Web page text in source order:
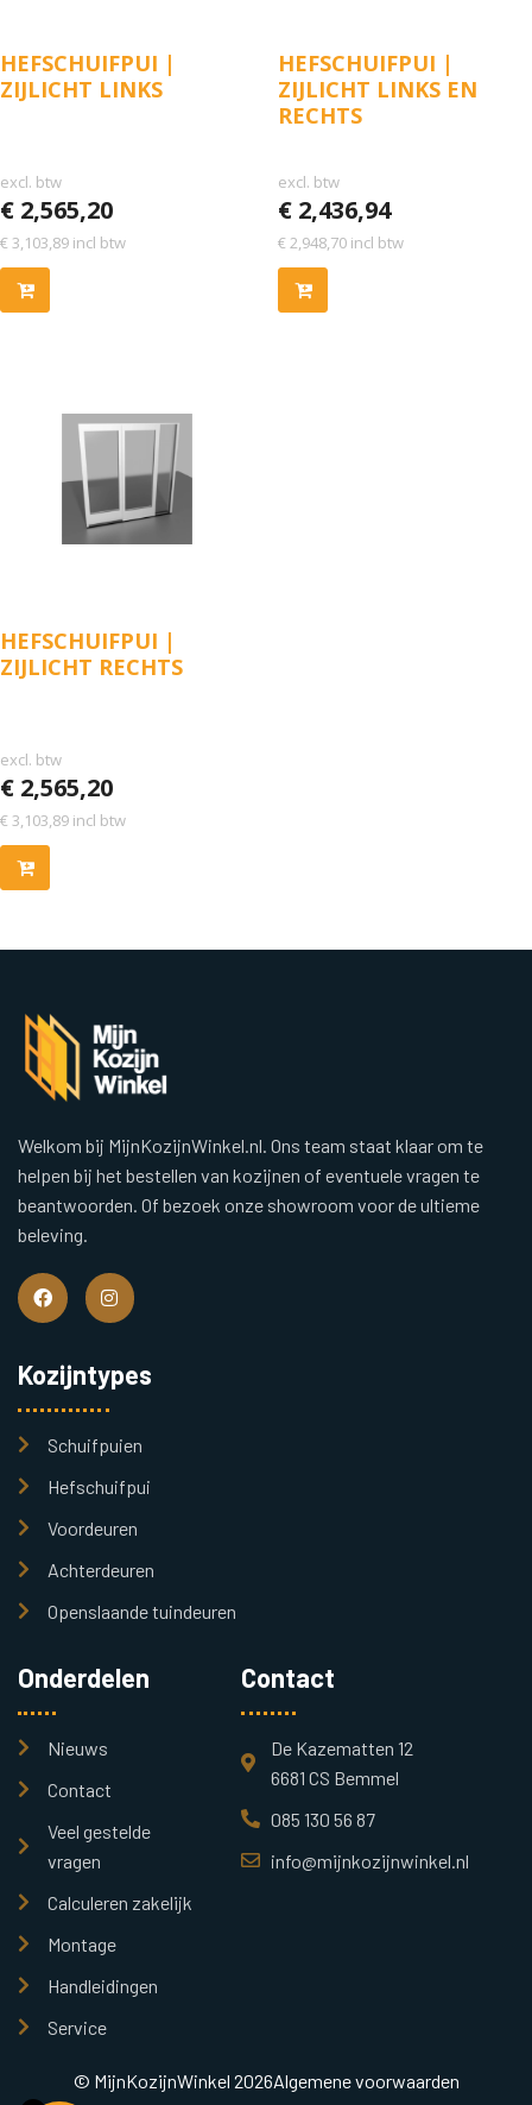
HEFSCHUIFPUI |
ZIJLICHT LINKS
excl. btw
€ 2,565,20
€ 3,103,89 incl btw
HEFSCHUIFPUI |
ZIJLICHT LINKS EN
RECHTS
excl. btw
€ 2,436,94
€ 2,948,70 incl btw
HEFSCHUIFPUI |
ZIJLICHT RECHTS
excl. btw
€ 2,565,20
€ 3,103,89 incl btw
Welkom bij MijnKozijnWinkel.nl. Ons team staat klaar om te
helpen bij het bestellen van kozijnen of eventuele vragen te
beantwoorden. Of bezoek onze showroom voor de ultieme
beleving.
Kozijntypes
Schuifpuien
Hefschuifpui
Voordeuren
Achterdeuren
Openslaande tuindeuren
Onderdelen
Nieuws
Contact
Veel gestelde
vragen
Calculeren zakelijk
Montage
Handleidingen
Service
Contact
De Kazematten 12
6681 CS Bemmel
085 130 56 87
info@mijnkozijnwinkel.nl
© MijnKozijnWinkel 2026Algemene voorwaarden